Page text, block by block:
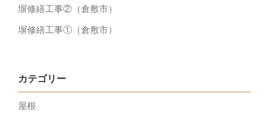
塀修繕工事②（倉敷市）
塀修繕工事①（倉敷市）
カテゴリー
屋根